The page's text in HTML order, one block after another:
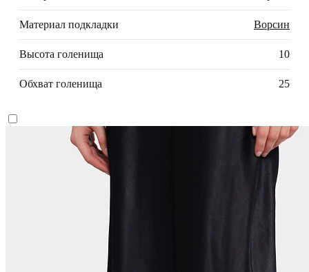
Материал подкладки Ворсин
Высота голенища 10
Обхват голенища 25